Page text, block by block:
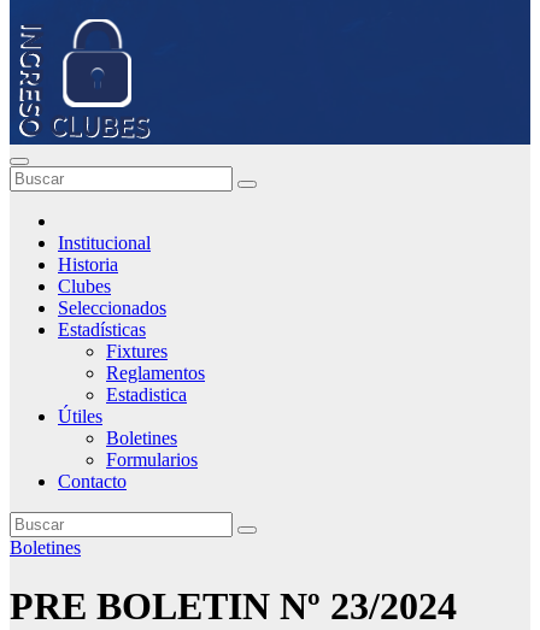
Institucional
Historia
Clubes
Seleccionados
Estadísticas
Fixtures
Reglamentos
Estadistica
Útiles
Boletines
Formularios
Contacto
Boletines
PRE BOLETIN Nº 23/2024